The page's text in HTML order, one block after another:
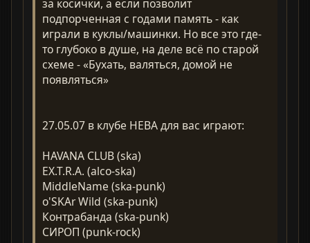
за косички, а если позволит
подпорченная с годами память - как
играли в куклы/машинки. Но все это где-
то глубоко в душе, на деле всё по старой
схеме - «Бухать, валяться, домой не
появляться»
27.05.07 в клубе НЕВА для вас играют:
HAVANA CLUB (ska)
EX.T.R.A. (alco-ska)
MiddleName (ska-punk)
o'SKAr Wild (ska-punk)
Контрабанда (ska-punk)
СИРОП (punk-rock)